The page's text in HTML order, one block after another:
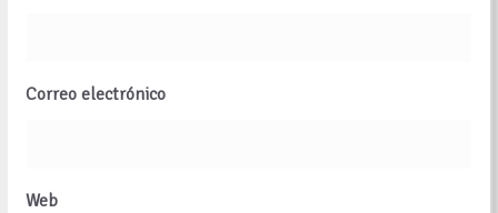
Correo electrónico
Web